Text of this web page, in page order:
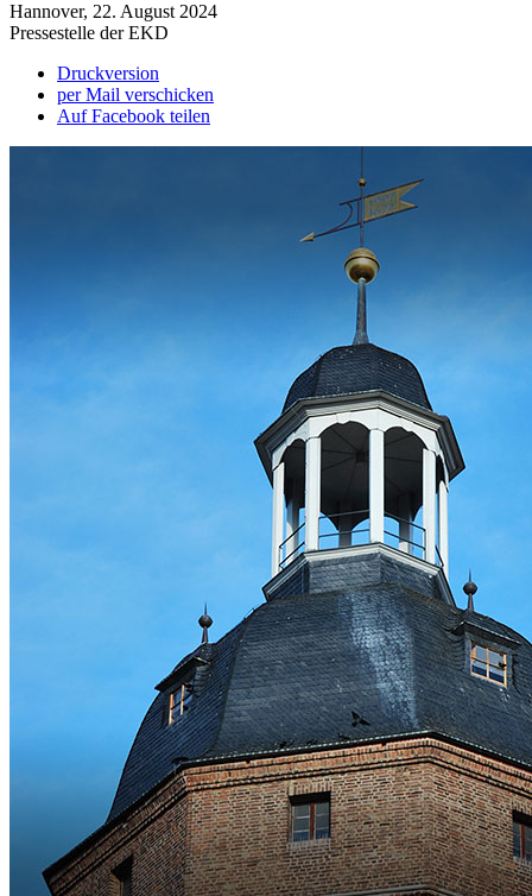
Hannover, 22. August 2024
Pressestelle der EKD
Druckversion
per Mail verschicken
Auf Facebook teilen